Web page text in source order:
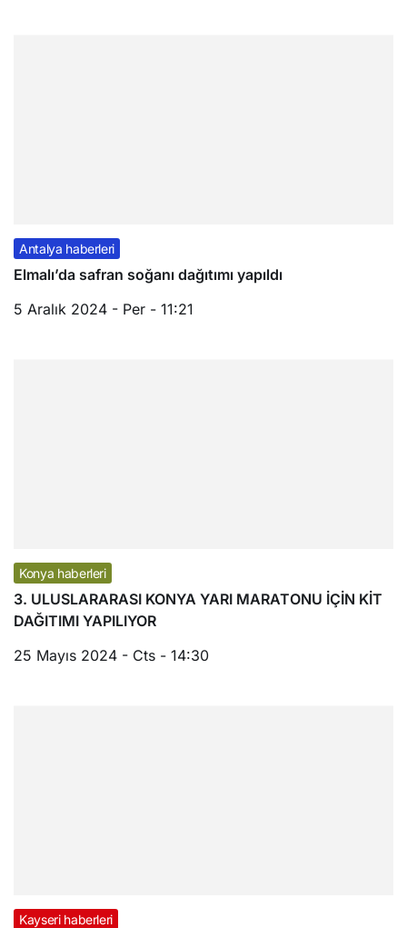
Antalya haberleri
Elmalı’da safran soğanı dağıtımı yapıldı
5 Aralık 2024 - Per - 11:21
Konya haberleri
3. ULUSLARARASI KONYA YARI MARATONU İÇİN KİT
DAĞITIMI YAPILIYOR
25 Mayıs 2024 - Cts - 14:30
Kayseri haberleri